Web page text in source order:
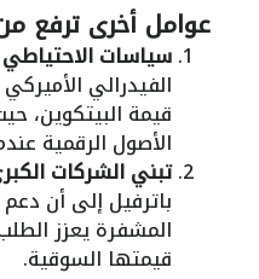
عوامل أخرى ترفع
سياسات الاحتياطي
الفيدرالي
قيمة البيتكوين،
الأصول الرقمية
تبني الشركات
باترفيل إلى أن
المشفرة يعزز
قيمتها السوقية.